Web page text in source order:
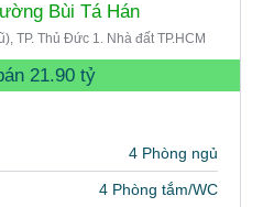
Bùi Tá Hán
TP. Thủ Đức 1. Nhà đất TP.HCM
21.90 tỷ
4 Phòng ngủ
4 Phòng tắm/WC